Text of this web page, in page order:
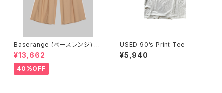
Baserange (ベースレンジ) C
ABLE PANTS (MARBLE BRO
WN)
¥13,662
40%OFF
USED 90’s Print Tee
¥5,940